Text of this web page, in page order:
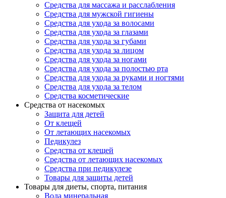
Средства для массажа и расслабления
Средства для мужской гигиены
Средства для ухода за волосами
Средства для ухода за глазами
Средства для ухода за губами
Средства для ухода за лицом
Средства для ухода за ногами
Средства для ухода за полостью рта
Средства для ухода за руками и ногтями
Средства для ухода за телом
Средства косметические
Средства от насекомых
Защита для детей
От клещей
От летающих насекомых
Педикулез
Средства от клещей
Средства от летающих насекомых
Средства при педикулезе
Товары для защиты детей
Товары для диеты, спорта, питания
Вода минеральная